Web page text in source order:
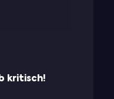
kritisch!